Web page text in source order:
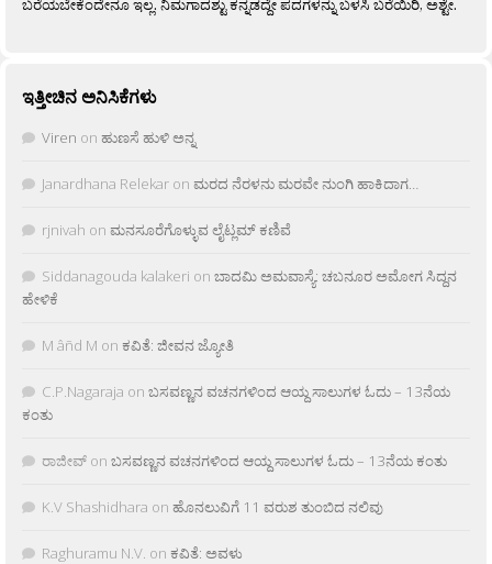
ಬರೆಯಬೇಕೆಂದೇನೂ ಇಲ್ಲ. ನಿಮಗಾದಶ್ಟು ಕನ್ನಡದ್ದೇ ಪದಗಳನ್ನು ಬಳಸಿ ಬರೆಯಿರಿ, ಅಶ್ಟೇ.
ಇತ್ತೀಚಿನ ಅನಿಸಿಕೆಗಳು
Viren on ಹುಣಸೆ ಹುಳಿ ಅನ್ನ
Janardhana Relekar on ಮರದ ನೆರಳನು ಮರವೇ ನುಂಗಿ ಹಾಕಿದಾಗ…
rjnivah on ಮನಸೂರೆಗೊಳ್ಳುವ ಲೈಟ್ಲಮ್ ಕಣಿವೆ
Siddanagouda kalakeri on ಬಾದಮಿ ಅಮವಾಸ್ಯೆ: ಚಬನೂರ ಅಮೋಗ ಸಿದ್ದನ
ಹೇಳಿಕೆ
M âñd M on ಕವಿತೆ: ಜೀವನ ಜ್ಯೋತಿ
C.P.Nagaraja on ಬಸವಣ್ಣನ ವಚನಗಳಿಂದ ಆಯ್ದ ಸಾಲುಗಳ ಓದು – 13ನೆಯ
ಕಂತು
ರಾಜೀವ್ on ಬಸವಣ್ಣನ ವಚನಗಳಿಂದ ಆಯ್ದ ಸಾಲುಗಳ ಓದು – 13ನೆಯ ಕಂತು
K.V Shashidhara on ಹೊನಲುವಿಗೆ 11 ವರುಶ ತುಂಬಿದ ನಲಿವು
Raghuramu N.V. on ಕವಿತೆ: ಅವಳು